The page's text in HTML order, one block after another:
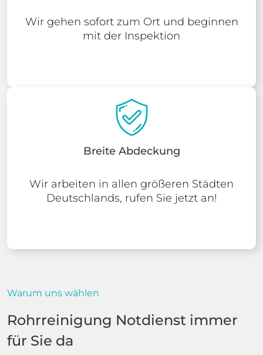
Wir gehen sofort zum Ort und beginnen
mit der Inspektion
Breite Abdeckung
Wir arbeiten in allen größeren Städten
Deutschlands, rufen Sie jetzt an!
Warum uns wählen
Rohrreinigung Notdienst immer
für Sie da